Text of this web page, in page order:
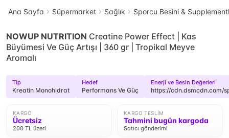
Ana Sayfa Süpermarket Sağlık Sporcu Besini &
NOWUP NUTRITION Creatine Power Effect | Kas
Büyümesi Ve Güç Artışı | 360 gr | Tropikal Meyve
Aromalı
Tip
Kreatin Monohidrat
Hedef
Performans Ve Güç
Enerji ve Besin Değerleri
https://
KARGO
Ücretsiz
200 TL üzeri
KARGO TESLIM
Tahmini bugün kargoda
Satıcı gönderimi